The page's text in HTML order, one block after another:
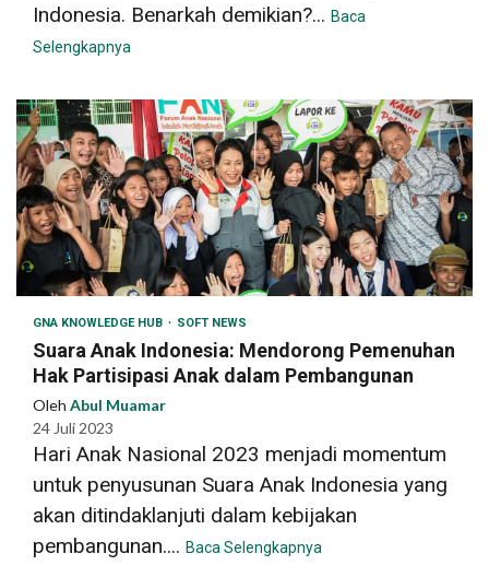
Indonesia. Benarkah demikian?... Baca
Selengkapnya
GNA KNOWLEDGE HUB SOFT NEWS
Suara Anak Indonesia: Mendorong Pemenuhan
Hak Partisipasi Anak dalam Pembangunan
Oleh Abul Muamar
24 Juli 2023
Hari Anak Nasional 2023 menjadi momentum
untuk penyusunan Suara Anak Indonesia yang
akan ditindaklanjuti dalam kebijakan
pembangunan.... Baca Selengkapnya